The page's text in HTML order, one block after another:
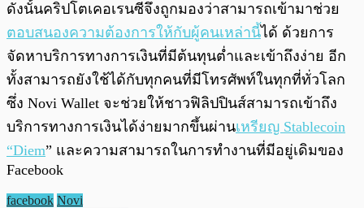
ดังนั้นคริปโตเคอเรนซีจึงถูกมองว่าสามารถเข้ามาช่วย
ตอบสนองความต้องการให้กับผู้คนเหล่านี้ได้ ด้วยการ
จัดหาบริการทางการเงินที่มีต้นทุนต่ำและเข้าถึงง่าย อีก
ทั้งสามารถยังใช้ได้กับทุกคนที่มีโทรศัพท์ในทุกที่ทั่วโลก
ซึ่ง Novi Wallet จะช่วยให้ชาวฟิลิปปินส์สามารถเข้าถึง
บริการทางการเงินได้ง่ายมากขึ้นผ่านเหรียญ Stablecoin
“Diem” และความสามารถในการทำงานที่มีอยู่เดิมของ
Facebook
facebook Novi